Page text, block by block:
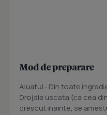
Mod de preparare
Aluatul - Din toate
Drojdia uscata (ca cea
crescut inainte, se